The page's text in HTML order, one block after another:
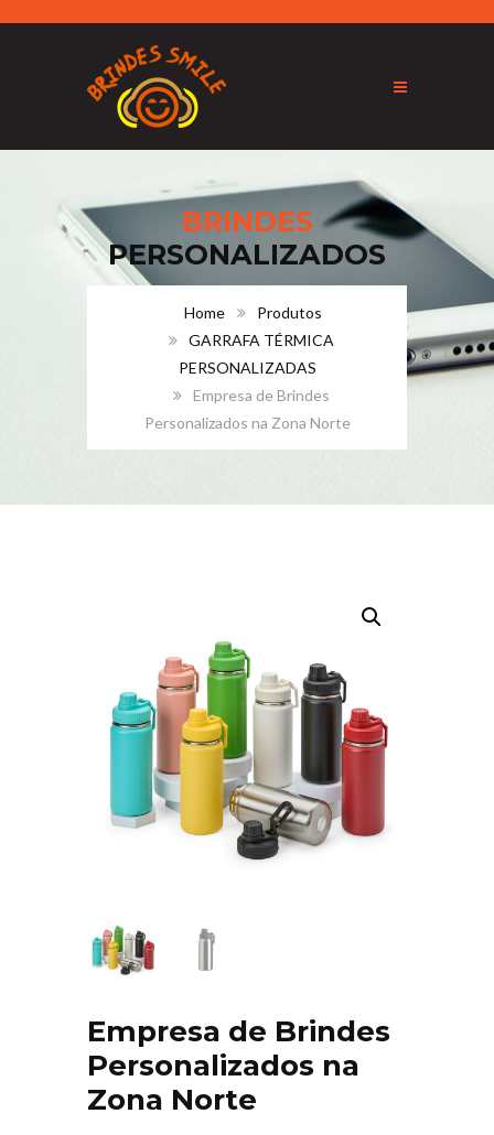
BRINDES
PERSONALIZADOS
Home
Produtos
GARRAFA TÉRMICA
PERSONALIZADAS
Empresa de Brindes
Personalizados na Zona Norte
Empresa de Brindes
Personalizados na
Zona Norte